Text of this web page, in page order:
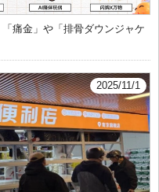
痛金」や「排骨ダウンジャケ
2025/11/1